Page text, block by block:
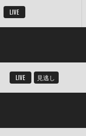
LIVE
LIVE 見逃し